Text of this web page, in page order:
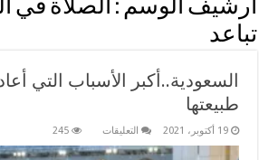
أرشيف الوسم : الصلاة في
تباعد
السعودية..أكبر الأسباب التي
طبيعتها
19 أكتوبر، 2021 التعليقات
الأسباب
245